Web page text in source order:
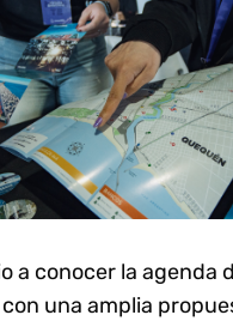
a conocer la agenda
una amplia